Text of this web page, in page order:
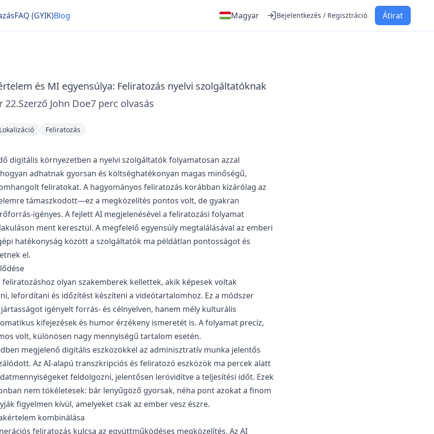
FAQ (GYIK)Blog Magyar Bejelentkezés / Regisztráció Átirat
és MI egyensúlya: Feliratozás nyelvi szolgáltatóknak
22.Szerző John Doe7 perc olvasás
Feliratozás
digitális környezetben a nyelvi szolgáltatók folyamatosan azzal
adhatnak gyorsan és költséghatékonyan magas minőségű,
feliratokat. A hagyományos feliratozás korábban kizárólag az
támaszkodott—ez a megközelítés pontos volt, de gyakran
igényes. A fejlett AI megjelenésével a feliratozási folyamat
ment keresztül. A megfelelő egyensúly megtalálásával az emberi
hatékonyság között a szolgáltatók ma példátlan pontosságot és
el.
olyan szakemberek kellettek, akik képesek voltak
lefordítani és időzítést készíteni a videótartalomhoz. Ez a módszer
igényelt forrás- és célnyelven, hanem mély kulturális
kifejezések és humor érzékeny ismeretét is. A folyamat precíz,
volt, különösen nagy mennyiségű tartalom esetén.
megjelenő digitális eszközökkel az adminisztratív munka jelentős
Az AI-alapú transzkripciós és feliratozó eszközök ma percek alatt
feldolgozni, jelentősen lerövidítve a teljesítési időt. Ezek
nem tökéletesek: bár lenyűgöző gyorsak, néha pont azokat a finom
figyelmen kívül, amelyeket csak az ember vesz észre.
kombinálása
feliratozás kulcsa az együttműködéses megközelítés. Az AI